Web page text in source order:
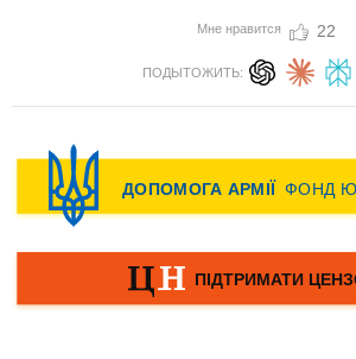
Мне нравится 22
ПОДЫТОЖИТЬ: